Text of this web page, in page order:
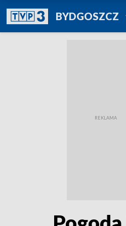
BYDGOSZCZ
TVP